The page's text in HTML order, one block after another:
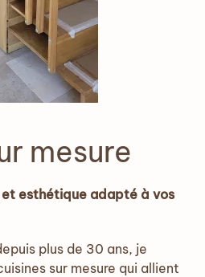
mesure
esthétique adapté à vos
plus de 30 ans, je
sur mesure qui allient